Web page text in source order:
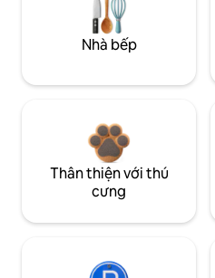
Nhà bếp
Thân thiện với thú
cưng